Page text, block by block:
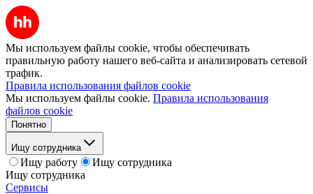
Мы используем файлы cookie, чтобы обеспечивать
правильную работу нашего веб-сайта и анализировать сетевой
трафик.
Правила использования файлов cookie
Мы используем файлы cookie. Правила использования
файлов cookie
Понятно
Ищу сотрудника
Ищу работу
Ищу сотрудника
Ищу сотрудника
Сервисы